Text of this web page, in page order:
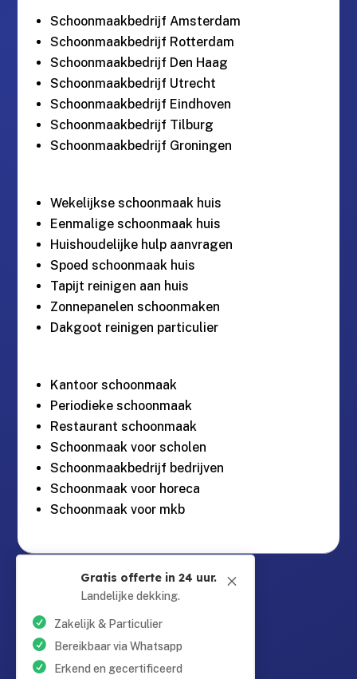
Schoonmaakbedrijf Amsterdam
Schoonmaakbedrijf Rotterdam
Schoonmaakbedrijf Den Haag
Schoonmaakbedrijf Utrecht
Schoonmaakbedrijf Eindhoven
Schoonmaakbedrijf Tilburg
Schoonmaakbedrijf Groningen
Wekelijkse schoonmaak huis
Eenmalige schoonmaak huis
Huishoudelijke hulp aanvragen
Spoed schoonmaak huis
Tapijt reinigen aan huis
Zonnepanelen schoonmaken
Dakgoot reinigen particulier
Kantoor schoonmaak
Periodieke schoonmaak
Restaurant schoonmaak
Schoonmaak voor scholen
Schoonmaakbedrijf bedrijven
Schoonmaak voor horeca
Schoonmaak voor mkb
Guntersteinweg 377,
2531KA Den Haag

M
Gratis offerte in 24 uur.
Landelijke dekking.
Zakelijk & Particulier
Bereikbaar via Whatsapp
Erkend en gecertificeerd